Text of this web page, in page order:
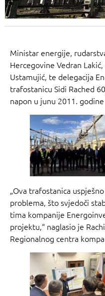
Ministar energije,
Hercegovine Vedran
Ustamujić, te delegacija
trafostanicu Sidi Rached
napon u junu 2011.
„Ova trafostanica
problema, što svjedoči
tima kompanije
projektu,“ naglasio je
Regionalnog centra